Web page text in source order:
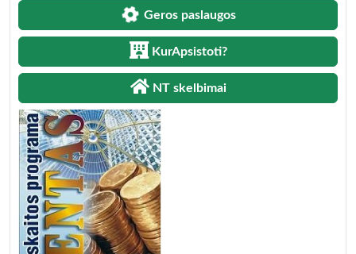
Geros paslaugos
KurApsistoti?
NT skelbimai